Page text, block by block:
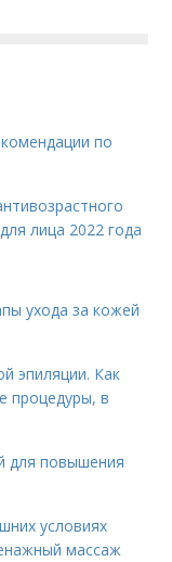
по
лица 2022 года
ухода за кожей
эпиляции. Как
процедуры, в
для повышения
условиях
массаж